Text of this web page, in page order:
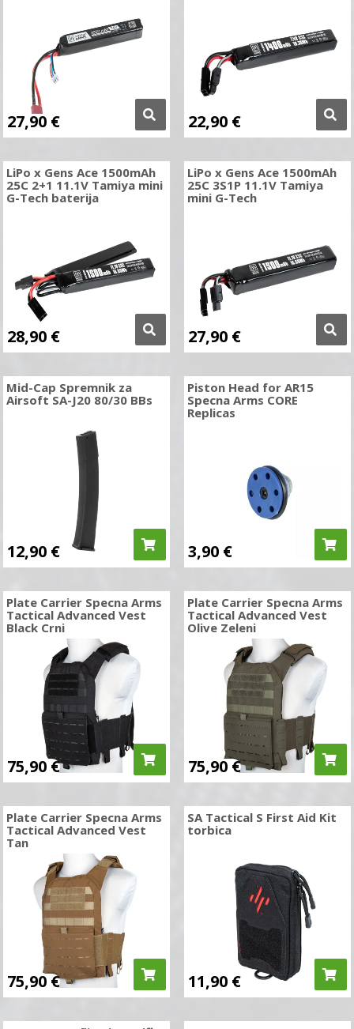
27,90 € 22,90 €
LiPo x Gens Ace 1500mAh
25C 2+1 11.1V Tamiya mini
G-Tech baterija
28,90 €
LiPo x Gens Ace 1500mAh
25C 3S1P 11.1V Tamiya
mini G-Tech
27,90 €
Mid-Cap Spremnik za
Airsoft SA-J20 80/30 BBs
12,90 €
Piston Head for AR15
Specna Arms CORE
Replicas
3,90 €
Plate Carrier Specna Arms
Tactical Advanced Vest
Black Crni
75,90 €
Plate Carrier Specna Arms
Tactical Advanced Vest
Olive Zeleni
75,90 €
Plate Carrier Specna Arms
Tactical Advanced Vest
Tan
75,90 €
SA Tactical S First Aid Kit
torbica
11,90 €